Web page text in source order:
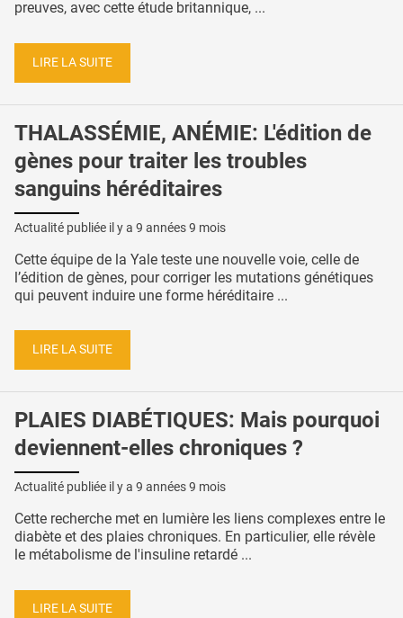
preuves, avec cette étude britannique, ...
LIRE LA SUITE
THALASSÉMIE, ANÉMIE: L'édition de
gènes pour traiter les troubles
sanguins héréditaires
Actualité publiée il y a 9 années 9 mois
Cette équipe de la Yale teste une nouvelle voie, celle de
l’édition de gènes, pour corriger les mutations génétiques
qui peuvent induire une forme héréditaire ...
LIRE LA SUITE
PLAIES DIABÉTIQUES: Mais pourquoi
deviennent-elles chroniques ?
Actualité publiée il y a 9 années 9 mois
Cette recherche met en lumière les liens complexes entre le
diabète et des plaies chroniques. En particulier, elle révèle
le métabolisme de l'insuline retardé ...
LIRE LA SUITE